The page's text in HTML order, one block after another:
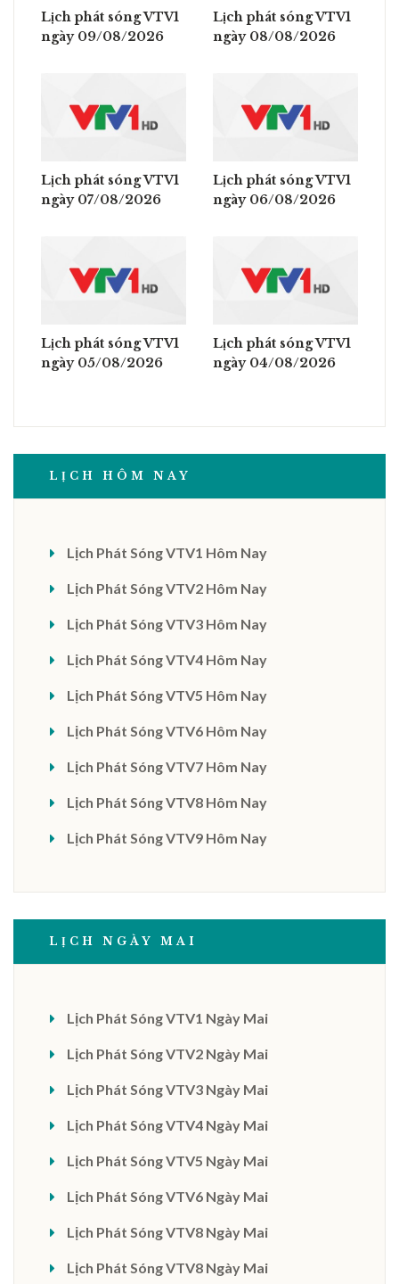
Lịch phát sóng VTV1
ngày 09/08/2026
Lịch phát sóng VTV1
ngày 08/08/2026
Lịch phát sóng VTV1
ngày 07/08/2026
Lịch phát sóng VTV1
ngày 06/08/2026
Lịch phát sóng VTV1
ngày 05/08/2026
Lịch phát sóng VTV1
ngày 04/08/2026
LỊCH HÔM NAY
Lịch Phát Sóng VTV1 Hôm Nay
Lịch Phát Sóng VTV2 Hôm Nay
Lịch Phát Sóng VTV3 Hôm Nay
Lịch Phát Sóng VTV4 Hôm Nay
Lịch Phát Sóng VTV5 Hôm Nay
Lịch Phát Sóng VTV6 Hôm Nay
Lịch Phát Sóng VTV7 Hôm Nay
Lịch Phát Sóng VTV8 Hôm Nay
Lịch Phát Sóng VTV9 Hôm Nay
LỊCH NGÀY MAI
Lịch Phát Sóng VTV1 Ngày Mai
Lịch Phát Sóng VTV2 Ngày Mai
Lịch Phát Sóng VTV3 Ngày Mai
Lịch Phát Sóng VTV4 Ngày Mai
Lịch Phát Sóng VTV5 Ngày Mai
Lịch Phát Sóng VTV6 Ngày Mai
Lịch Phát Sóng VTV8 Ngày Mai
Lịch Phát Sóng VTV8 Ngày Mai